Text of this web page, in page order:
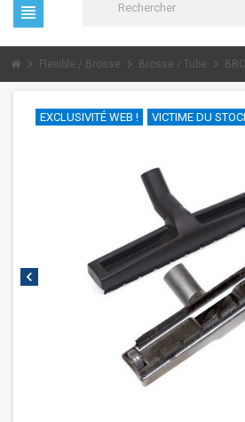
view_headline
chevron_right Flexible / Brosse chevron_right Brosse / Tube chevron_right
chevron_left
EXCLUSIVITÉ WEB ! VICTIME DU